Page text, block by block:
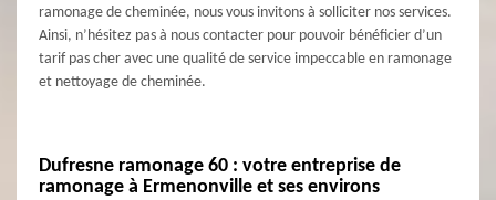
ramonage de cheminée, nous vous invitons à solliciter nos services.
Ainsi, n’hésitez pas à nous contacter pour pouvoir bénéficier d’un
tarif pas cher avec une qualité de service impeccable en ramonage
et nettoyage de cheminée.
Dufresne ramonage 60 : votre entreprise de
ramonage à Ermenonville et ses environs